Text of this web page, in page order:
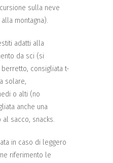
sulla neve
montagna).
adatti alla
da sci (si
consigliata t-
solare,
o alti (no
anche una
sacco, snacks.
in caso di leggero
riferimento le